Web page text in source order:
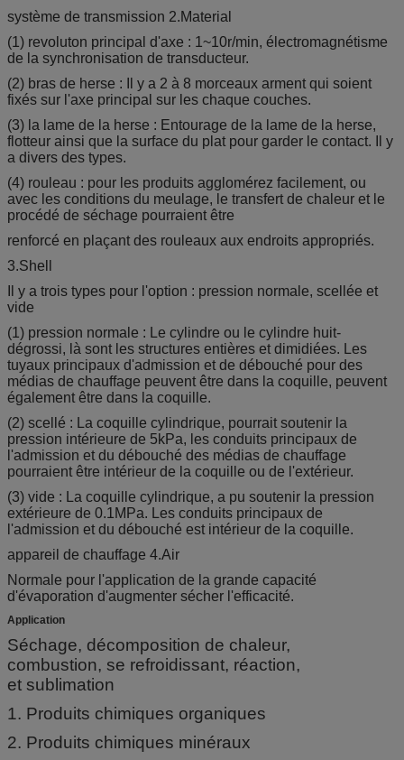
système de transmission 2.Material
(1) revoluton principal d'axe : 1~10r/min, électromagnétisme
de la synchronisation de transducteur.
(2) bras de herse : Il y a 2 à 8 morceaux arment qui soient
fixés sur l'axe principal sur les chaque couches.
(3) la lame de la herse : Entourage de la lame de la herse,
flotteur ainsi que la surface du plat pour garder le contact. Il y
a divers des types.
(4) rouleau : pour les produits agglomérez facilement, ou
avec les conditions du meulage, le transfert de chaleur et le
procédé de séchage pourraient être
renforcé en plaçant des rouleaux aux endroits appropriés.
3.Shell
Il y a trois types pour l'option : pression normale, scellée et
vide
(1) pression normale : Le cylindre ou le cylindre huit-
dégrossi, là sont les structures entières et dimidiées. Les
tuyaux principaux d'admission et de débouché pour des
médias de chauffage peuvent être dans la coquille, peuvent
également être dans la coquille.
(2) scellé : La coquille cylindrique, pourrait soutenir la
pression intérieure de 5kPa, les conduits principaux de
l'admission et du débouché des médias de chauffage
pourraient être intérieur de la coquille ou de l'extérieur.
(3) vide : La coquille cylindrique, a pu soutenir la pression
extérieure de 0.1MPa. Les conduits principaux de
l'admission et du débouché est intérieur de la coquille.
appareil de chauffage 4.Air
Normale pour l'application de la grande capacité
d'évaporation d'augmenter sécher l'efficacité.
Application
Séchage, décomposition de chaleur,
combustion, se refroidissant, réaction,
et sublimation
1. Produits chimiques organiques
2. Produits chimiques minéraux